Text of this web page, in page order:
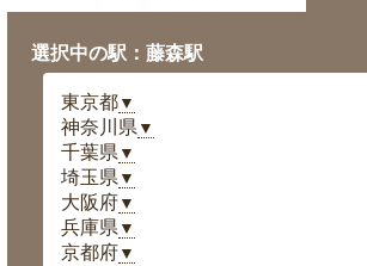
選択中の駅：藤森駅
東京都▼
神奈川県 ▼
千葉県 ▼
埼玉県 ▼
大阪府▼
兵庫県 ▼
京都府▼